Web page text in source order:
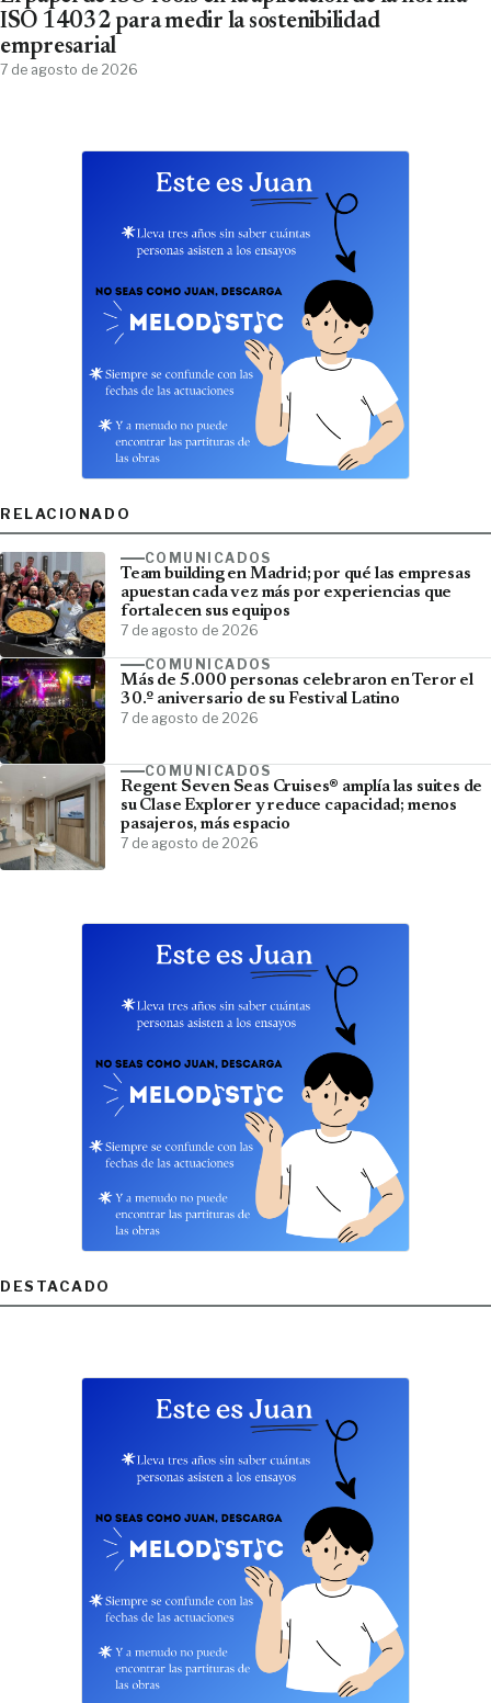
ISO 14032 para medir la sostenibilidad
empresarial
7 de agosto de 2026
RELACIONADO
COMUNICADOS
Team building en Madrid; por qué las empresas
apuestan cada vez más por experiencias que
fortalecen sus equipos
7 de agosto de 2026
COMUNICADOS
Más de 5.000 personas celebraron en Teror el
30.º aniversario de su Festival Latino
7 de agosto de 2026
COMUNICADOS
Regent Seven Seas Cruises® amplía las suites de
su Clase Explorer y reduce capacidad; menos
pasajeros, más espacio
7 de agosto de 2026
DESTACADO